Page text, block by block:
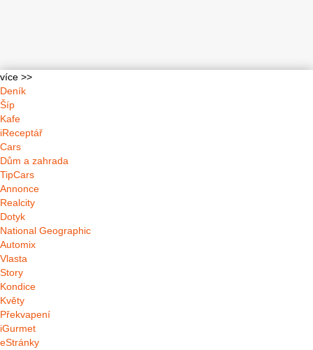
více >>
Deník
Šíp
Kafe
iReceptář
Cars
Dům a zahrada
TipCars
Annonce
Realcity
Dotyk
National Geographic
Automix
Vlasta
Story
Kondice
Květy
Překvapení
iGurmet
eStránky